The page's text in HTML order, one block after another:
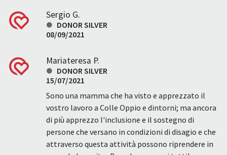
Sergio G.
DONOR SILVER
08/09/2021
Mariateresa P.
DONOR SILVER
15/07/2021
Sono una mamma che ha visto e apprezzato il
vostro lavoro a Colle Oppio e dintorni; ma ancora
di più apprezzo l'inclusione e il sostegno di
persone che versano in condizioni di disagio e che
attraverso questa attività possono riprendere in